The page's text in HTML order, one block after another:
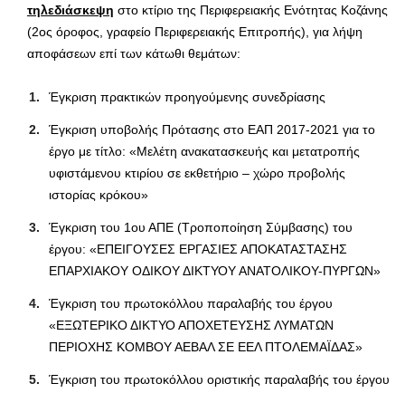
τηλεδιάσκεψη στο κτίριο της Περιφερειακής Ενότητας Κοζάνης
(2ος όροφος, γραφείο Περιφερειακής Επιτροπής), για λήψη
αποφάσεων επί των κάτωθι θεμάτων:
Έγκριση πρακτικών προηγούμενης συνεδρίασης
Έγκριση υποβολής Πρότασης στο ΕΑΠ 2017-2021 για το
έργο με τίτλο: «Μελέτη ανακατασκευής και μετατροπής
υφιστάμενου κτιρίου σε εκθετήριο – χώρο προβολής
ιστορίας κρόκου»
Έγκριση του 1ου ΑΠΕ (Τροποποίηση Σύμβασης) του
έργου: «ΕΠΕΙΓΟΥΣΕΣ ΕΡΓΑΣΙΕΣ ΑΠΟΚΑΤΑΣΤΑΣΗΣ
ΕΠΑΡΧΙΑΚΟΥ ΟΔΙΚΟΥ ΔΙΚΤΥΟΥ ΑΝΑΤΟΛΙΚΟΥ-ΠΥΡΓΩΝ»
Έγκριση του πρωτοκόλλου παραλαβής του έργου
«ΕΞΩΤΕΡΙΚΟ ΔΙΚΤΥΟ ΑΠΟΧΕΤΕΥΣΗΣ ΛΥΜΑΤΩΝ
ΠΕΡΙΟΧΗΣ ΚΟΜΒΟΥ ΑΕΒΑΛ ΣΕ ΕΕΛ ΠΤΟΛΕΜΑΪΔΑΣ»
Έγκριση του πρωτοκόλλου οριστικής παραλαβής του έργου